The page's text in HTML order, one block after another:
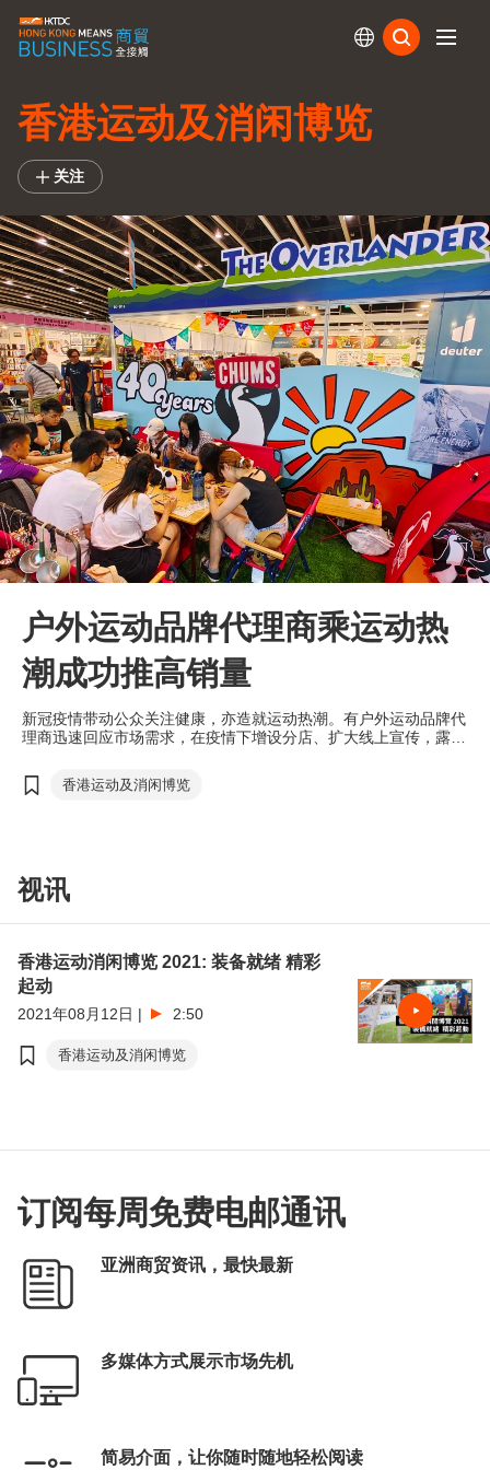
香港运动及消闲博览
关注
户外运动品牌代理商乘运动热
潮成功推高销量
新冠疫情带动公众关注健康，亦造就运动热潮。有户外运动品牌代
理商迅速回应市场需求，在疫情下增设分店、扩大线上宣传，露营
保持生意持续增长。无论疫情前后，参与大型展览都可广纳客群，
该企业更藉此推广会员制，吸引新客回流店铺，最终成功延续展览
香港运动及消闲博览
视讯
香港运动消闲博览 2021: 装备就绪 精彩
起动
2021年08月12日 | 2:50
香港运动及消闲博览
订阅每周免费电邮通讯
亚洲商贸资讯，最快最新
多媒体方式展示市场先机
简易介面，让你随时随地轻松阅读